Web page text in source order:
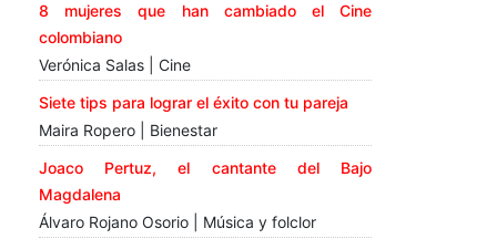
8 mujeres que han cambiado el Cine
colombiano
Verónica Salas | Cine
Siete tips para lograr el éxito con tu pareja
Maira Ropero | Bienestar
Joaco Pertuz, el cantante del Bajo
Magdalena
Álvaro Rojano Osorio | Música y folclor